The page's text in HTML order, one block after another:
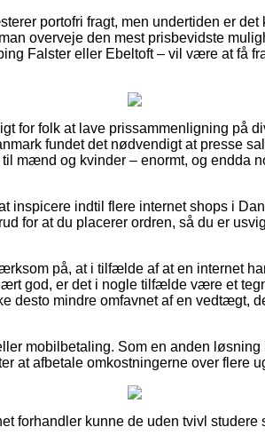
portofri fragt, men undertiden er
overveje den mest prisbevidste
Falster eller Ebeltoft – vil være at få
for folk at lave prissammenligning på
fundet det nødvendigt at presse
mænd og kvinder – enormt, og endda
inspicere indtil flere internet shops i
for at du placerer ordren, så du er
på, at i tilfælde af at en internet
god, er det i nogle tilfælde være et
desto mindre omfavnet af en vedtægt,
mobilbetaling. Som en anden
at afbetale omkostningerne over flere
forhandler kunne de uden tvivl